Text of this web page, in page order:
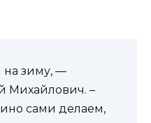
на зиму, —
Михайлович. –
сами делаем,